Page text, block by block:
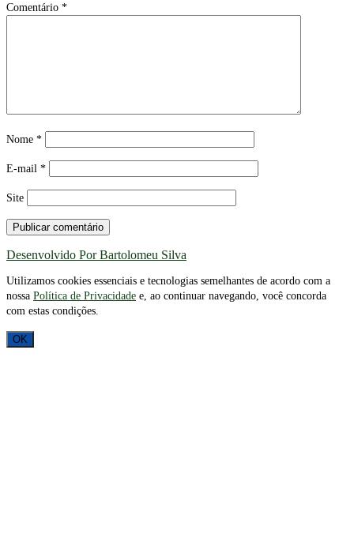
Comentário *
Nome *
E-mail *
Site
Desenvolvido Por Bartolomeu Silva
Utilizamos cookies essenciais e tecnologias semelhantes de acordo com a
nossa Política de Privacidade e, ao continuar navegando, você concorda
com estas condições.
OK